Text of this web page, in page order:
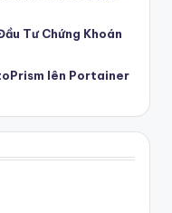
Tư Chứng Khoán
lên Portainer